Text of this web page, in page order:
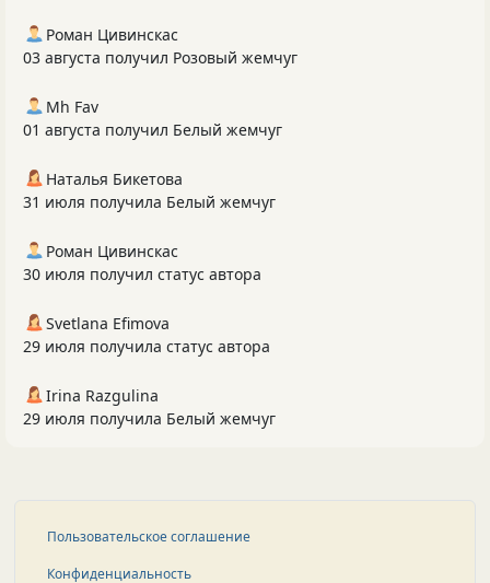
Роман Цивинскас
03 августа получил Розовый жемчуг
Mh Fav
01 августа получил Белый жемчуг
Наталья Бикетова
31 июля получила Белый жемчуг
Роман Цивинскас
30 июля получил статус автора
Svetlana Efimova
29 июля получила статус автора
Irina Razgulina
29 июля получила Белый жемчуг
Пользовательское соглашение
Конфиденциальность